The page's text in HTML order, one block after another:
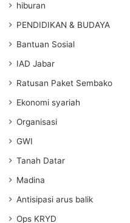
hiburan
PENDIDIKAN & BUDAYA
Bantuan Sosial
IAD Jabar
Ratusan Paket Sembako
Ekonomi syariah
Organisasi
GWI
Tanah Datar
Madina
Antisipasi arus balik
Ops KRYD